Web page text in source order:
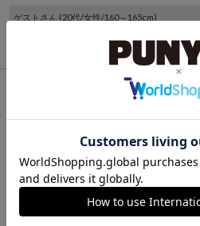
ゲスト さん (20代/女性/160～165cm)
： ブラック／3
腕にも余裕があるので下にしっかり着ても
で同じデザインのスカートと合わせると綺
グレーで気に入っています。ポケットは浅
りません。